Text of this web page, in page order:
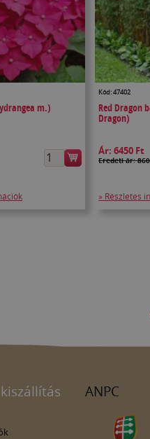
m.)
Kód: 47402
Red Dragon
Dragon)
Ár:6450 Ft
Eredeti ár:
» Részletes
ANPC